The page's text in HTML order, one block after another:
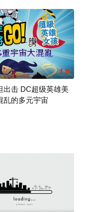
人形有了生命，成为了“豆族
，加入上帝的王国。安德鲁
1.0
出击 DC超级英雄美
乱的多元宇宙